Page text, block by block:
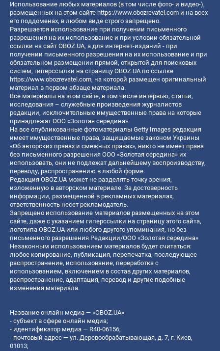
Использование любых материалов (в том числе фото- и видео-),
размещенных на этом сайте https://www.obozrevatel.com и на всех
его поддоменах, в любом виде строго запрещено.
Разрешается использование при получении письменного
разрешения на их использование и при условии обязательной
ссылки на сайт OBOZ.UA, а для интернет-изданий - при
получении письменного разрешения на их использование и при
обязательном размещении прямой, открытой для поисковых
систем, гиперссылки на страницу OBOZ.UA по ссылке
https://www.obozrevatel.com, на которой размещен оригинальный
материал в первом абзаце материала.
Все материалы на этом сайте, в том числе интервью, статьи,
исследования – служебные произведения журналистов
редакции, исключительные имущественные права на которые
принадлежат ООО «Золотая середина».
На все опубликованные фотоматериалы Getty Images редакция
имеет имущественные права, защищаемые законом Украины
«Об авторских правах и смежных правах», никто не имеет права
без письменного разрешения ООО «Золотая середина» их
использовать, они не подлежат дальнейшему воспроизводству,
переводу, распространению в любой форме.
Редакция OBOZ.UA может не разделять точку зрения,
изложенную в авторском материале. За достоверность
информации, размещенной в рекламных материалах,
ответственность несет рекламодатель.
Запрещено использование материалов размещенных на этом
сайте, даже с указанием гиперссылки на страницу этого сайта,
логотипа OBOZ.UA или любого другого упоминания, но без
письменного разрешения Редакции/ООО «Золотая середина»
Незаконным использованием материалов будет считаться:
любое копирование, публикация, перепечатка, последующее
распространение, использование, переработка с
использованием, включением в состав других материалов,
распространение, адаптация, перевод и другие подобные
изменения материала.
Название онлайн медиа — «OBOZ.UA»
- субъект в сфере онлайн медиа;
- идентификатор медиа — R40-06156;
- почтовый адрес — ул. Деревообрабатывающая, д. 7, г. Киев,
01013;